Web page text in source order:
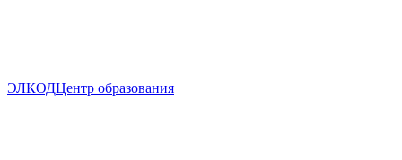
ЭЛКОДЦентр образования